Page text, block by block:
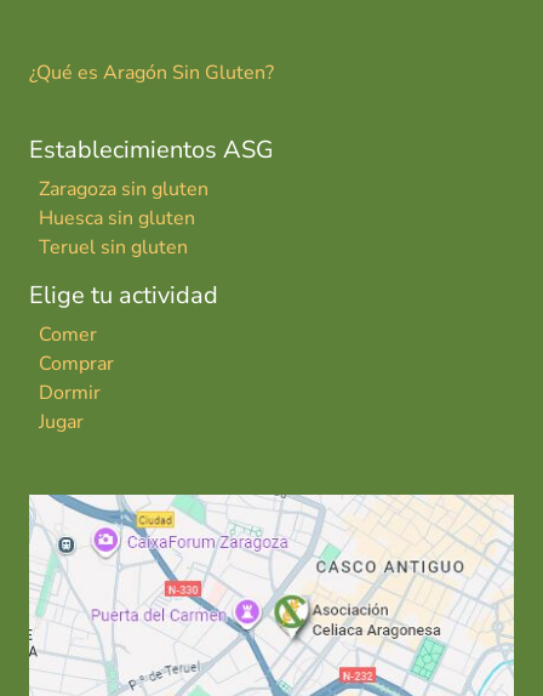
¿Qué es Aragón Sin Gluten?
Establecimientos ASG
Zaragoza sin gluten
Huesca sin gluten
Teruel sin gluten
Elige tu actividad
Comer
Comprar
Dormir
Jugar